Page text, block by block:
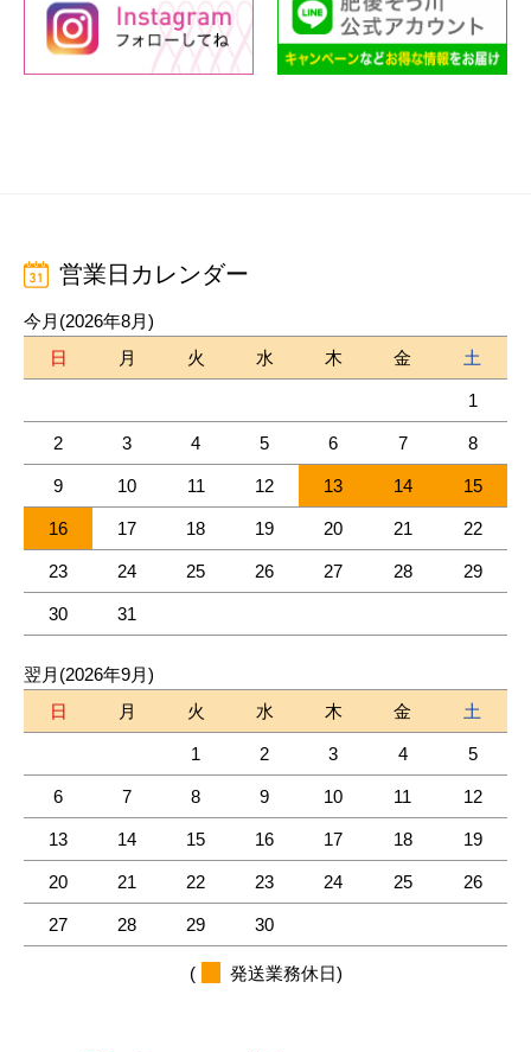
営業日カレンダー
今月(2026年8月)
日
月 火 水 木 金 土
1
2 3 4 5 6 7 8
9 10 11 12 13 14 15
16 17 18 19 20 21 22
23 24 25 26 27 28 29
30 31
翌月(2026年9月)
日
月 火 水 木 金 土
1 2 3 4 5
6 7 8 9 10 11 12
13 14 15 16 17 18 19
20 21 22 23 24 25 26
27 28 29 30
( 発送業務休日)